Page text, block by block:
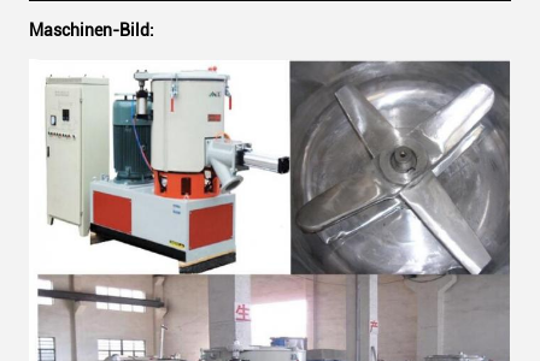
Maschinen-Bild: